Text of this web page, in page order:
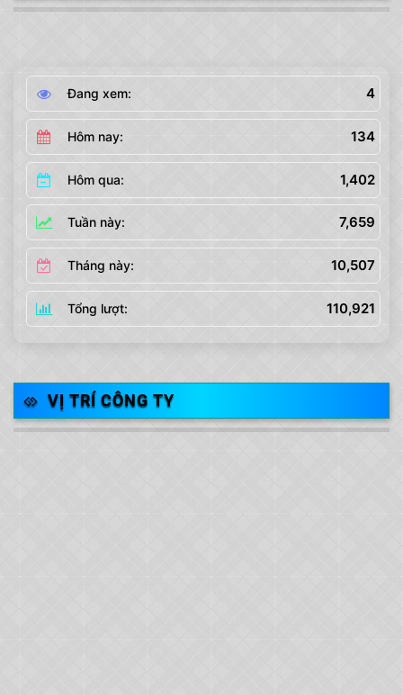
Đang xem: 4
Hôm nay: 134
Hôm qua: 1,402
Tuần này: 7,659
Tháng này: 10,507
Tổng lượt: 110,921
VỊ TRÍ CÔNG TY